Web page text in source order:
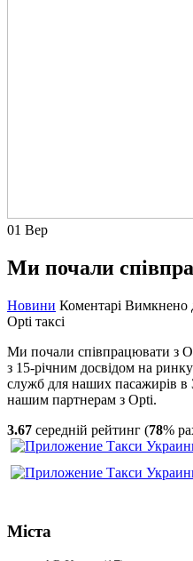
01 Вер
Ми почали
Новини Коментарі Вимкнено
Opti таксі
Ми почали співпрацювати з
з 15-річним досвідом на
служб для наших пасажирів в
нашим партнерам з Opti.
3.67 середній рейтинг (78%
Міста